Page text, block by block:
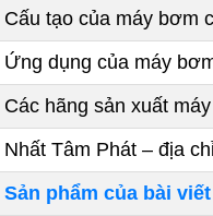
Cấu tạo của máy bơm
Ứng dụng của máy
Các hãng sản xuất
Nhất Tâm Phát – địa
Sản phẩm của bài viết